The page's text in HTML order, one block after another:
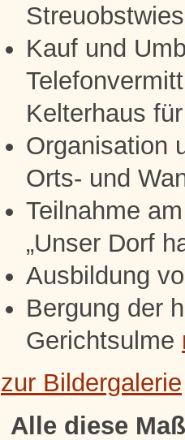
Kauf und
Kelterhaus
Organisation
Orts- und
Teilnahme
„Unser Dorf
Ausbildung
Bergung der
Gerichtsulme
zur Bildergalerie
Alle diese